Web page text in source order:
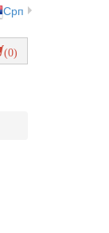
Срп
(0)